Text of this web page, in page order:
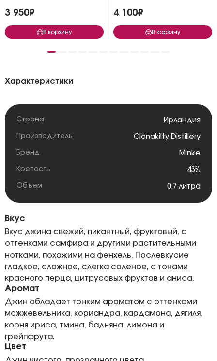
3 950₽
В корзину
4 100₽
В корзину
Характеристики
Страна Ирландия
Производитель Clonakilty Distillery
Бренд Minke
Крепость 43%
Объем 0.7 литра
Вкус
Вкус джина свежий, пикантный, фруктовый, с
оттенками самфира и другими растительными
нотками, похожими на фенхель. Послевкусие
гладкое, сложное, слегка соленое, с тонами
красного перца, цитрусовых фруктов и аниса.
Аромат
Джин обладает тонким ароматом с оттенками
можжевельника, кориандра, кардамона, дягиля,
корня ириса, тмина, бадьяна, лимона и
грейпфрута.
Цвет